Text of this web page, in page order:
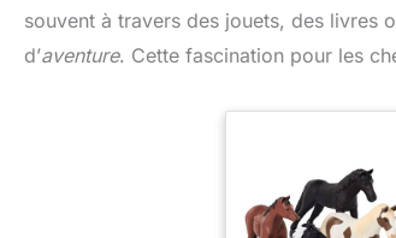
souvent à travers des jouets, des livres
d’aventure. Cette fascination pour les